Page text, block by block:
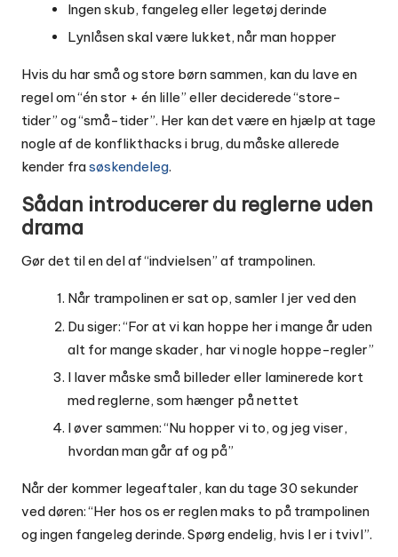
Ingen skub, fangeleg eller legetøj derinde
Lynlåsen skal være lukket, når man hopper
Hvis du har små og store børn sammen, kan du lave en
regel om “én stor + én lille” eller deciderede “store-
tider” og “små-tider”. Her kan det være en hjælp at tage
nogle af de konflikthacks i brug, du måske allerede
kender frasøskendeleg.
Sådan introducerer du reglerne uden
drama
Gør det til en del af “indvielsen” af trampolinen.
Når trampolinen er sat op, samler I jer ved den
Du siger: “For at vi kan hoppe her i mange år uden
alt for mange skader, har vi nogle hoppe-regler”
I laver måske små billeder eller laminerede kort
med reglerne, som hænger på nettet
I øver sammen: “Nu hopper vi to, og jeg viser,
hvordan man går af og på”
Når der kommer legeaftaler, kan du tage 30 sekunder
ved døren: “Her hos os er reglen maks to på trampolinen
og ingen fangeleg derinde. Spørg endelig, hvis I er i tvivl”.